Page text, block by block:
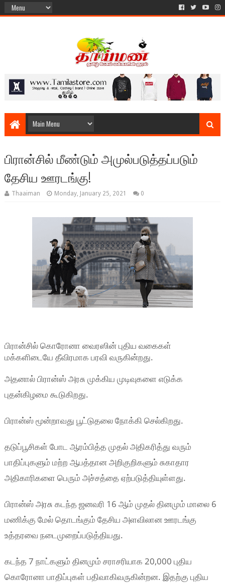
பிரான்சில் மீண்டும் அமுல்படுத்தப்படும்
தேசிய ஊரடங்கு!
Thaaiman Monday, January 25, 2021 0
பிரான்சில் கொரோனா வைரஸின் புதிய வகைகள்
மக்களிடையே தீவிரமாக பரவி வருகின்றது.
அதனால் பிரான்ஸ் அரசு முக்கிய முடிவுகளை எடுக்க
புதன்கிழமை கூடுகிறது.
பிரான்ஸ் மூன்றாவது பூட்டுதலை நோக்கி செல்கிறது.
தடுப்பூசிகள் போட ஆரம்பித்த முதல் அதிகரித்து வரும்
பாதிப்புகளும் மற்ற ஆபத்தான அறிகுறிகளும் சுகாதார
அதிகாரிகளை பெரும் அச்சத்தை ஏற்படுத்தியுள்ளது.
பிரான்ஸ் அரசு கடந்த ஜனவரி 16 ஆம் முதல் தினமும் மாலை 6
மணிக்கு மேல் தொடங்கும் தேசிய அளவிலான ஊரடங்கு
உத்தரவை நடைமுறைப்படுத்தியது.
கடந்த 7 நாட்களும் தினமும் சராசரியாக 20,000 புதிய
கொரோனா பாதிப்புகள் பதிவாகிவருகின்றன. இதற்கு புதிய